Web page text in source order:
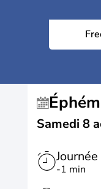
Samedi 8
Journée
-1 min